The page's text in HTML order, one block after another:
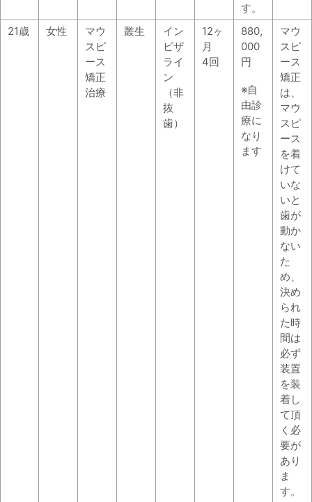
す。
21歳 女性
マウ
スピ
ース
矯正
治療
叢生
イン
ビザ
ライ
ン
（非
抜
歯）
12ヶ
月
4回
880,
000
円
※自
由診
療に
なり
ます
マウ
スピ
ース
矯正
は、
マウ
スピ
ース
を着
けて
いな
いと
歯が
動か
ない
た
め、
決め
られ
た時
間は
必ず
装置
を装
着し
て頂
く必
要が
あり
ま
す。